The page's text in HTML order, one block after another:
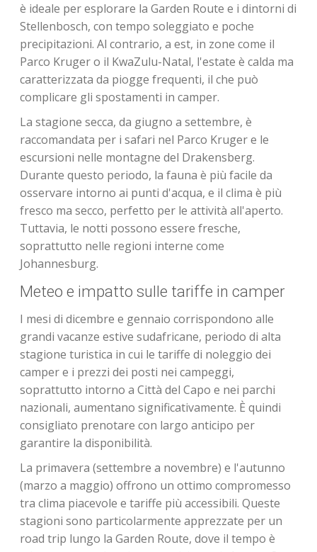
è ideale per esplorare la Garden Route e i dintorni di
Stellenbosch, con tempo soleggiato e poche
precipitazioni. Al contrario, a est, in zone come il
Parco Kruger o il KwaZulu-Natal, l'estate è calda ma
caratterizzata da piogge frequenti, il che può
complicare gli spostamenti in camper.
La stagione secca, da giugno a settembre, è
raccomandata per i safari nel Parco Kruger e le
escursioni nelle montagne del Drakensberg.
Durante questo periodo, la fauna è più facile da
osservare intorno ai punti d'acqua, e il clima è più
fresco ma secco, perfetto per le attività all'aperto.
Tuttavia, le notti possono essere fresche,
soprattutto nelle regioni interne come
Johannesburg.
Meteo e impatto sulle tariffe in camper
I mesi di dicembre e gennaio corrispondono alle
grandi vacanze estive sudafricane, periodo di alta
stagione turistica in cui le tariffe di noleggio dei
camper e i prezzi dei posti nei campeggi,
soprattutto intorno a Città del Capo e nei parchi
nazionali, aumentano significativamente. È quindi
consigliato prenotare con largo anticipo per
garantire la disponibilità.
La primavera (settembre a novembre) e l'autunno
(marzo a maggio) offrono un ottimo compromesso
tra clima piacevole e tariffe più accessibili. Queste
stagioni sono particolarmente apprezzate per un
road trip lungo la Garden Route, dove il tempo è